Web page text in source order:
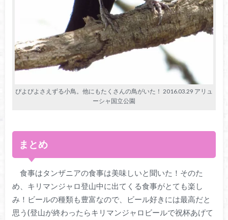
ぴよぴよさえずる小鳥。他にもたくさんの鳥がいた！ 2016.03.29 アリュ
ーシャ国立公園
まとめ
食事はタンザニアの食事は美味しいと聞いた！そのた
め、キリマンジャロ登山中に出てくる食事がとても楽し
み！ビールの種類も豊富なので、ビール好きには最高だと
思う(登山が終わったらキリマンジャロビールで祝杯あげて